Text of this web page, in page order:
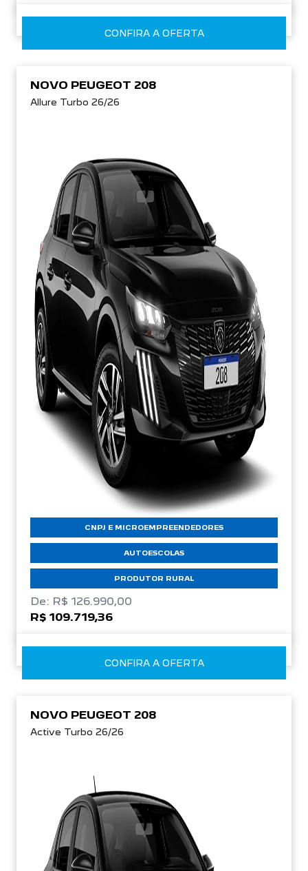
CONFIRA A OFERTA
NOVO PEUGEOT 208
Allure Turbo 26/26
CNPJ E MICROEMPREENDEDORES
AUTOESCOLAS
PRODUTOR RURAL
De: R$ 126.990,00
R$ 109.719,36
CONFIRA A OFERTA
NOVO PEUGEOT 208
Active Turbo 26/26